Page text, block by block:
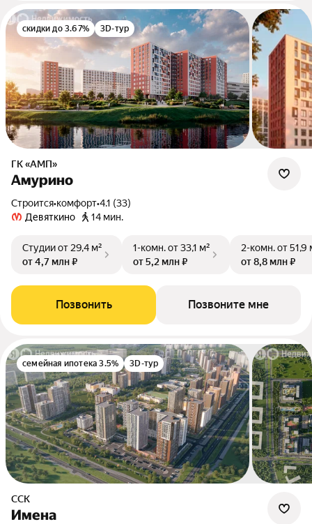
скидки до 3.67% 3D-тур
ГК «АМП»
Амурино
Строится•комфорт•4.1 (33)
Девяткино
14 мин.
Студииот 29,4 м²
от 4,7 млн ₽
1-комн.от 33,1 м²
от 5,2 млн ₽
2-комн.от 51,9
от 8,8 млн ₽
Позвонить Позвоните мне
семейная ипотека 3.5% 3D-тур
ССК
Имена